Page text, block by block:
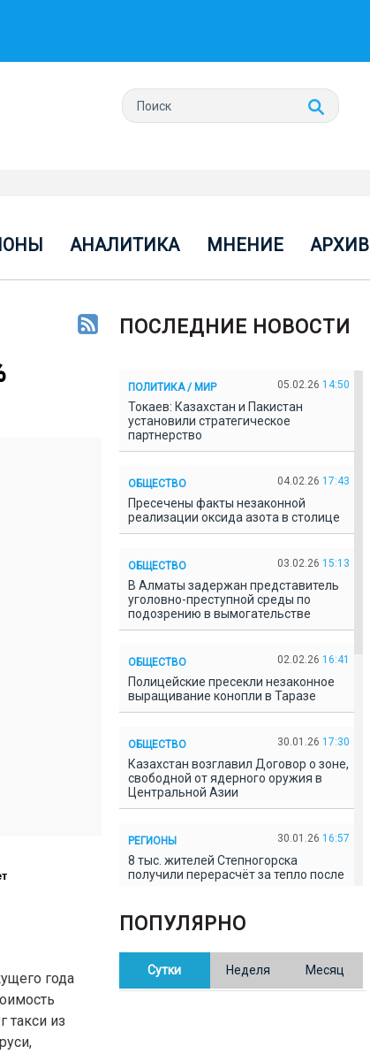
АНАЛИТИКА МНЕНИЕ АРХИВ
года
такси из
ПОСЛЕДНИЕ НОВОСТИ
ПОЛИТИКА / МИР 05.02.26 14:50
Токаев: Казахстан и Пакистан
установили стратегическое
партнерство
ОБЩЕСТВО 04.02.26 17:43
Пресечены факты незаконной
реализации оксида азота в столице
ОБЩЕСТВО 03.02.26 15:13
В Алматы задержан представитель
уголовно-преступной среды по
подозрению в вымогательстве
ОБЩЕСТВО 02.02.26 16:41
Полицейские пресекли незаконное
выращивание конопли в Таразе
ОБЩЕСТВО 30.01.26 17:30
Казахстан возглавил Договор о зоне,
свободной от ядерного оружия в
Центральной Азии
РЕГИОНЫ 30.01.26 16:57
8 тыс. жителей Степногорска
получили перерасчёт за тепло после
В Казахстане готовят новую
редакцию Конституции: меняется
ПОПУЛЯРНО
Сутки Неделя Месяц